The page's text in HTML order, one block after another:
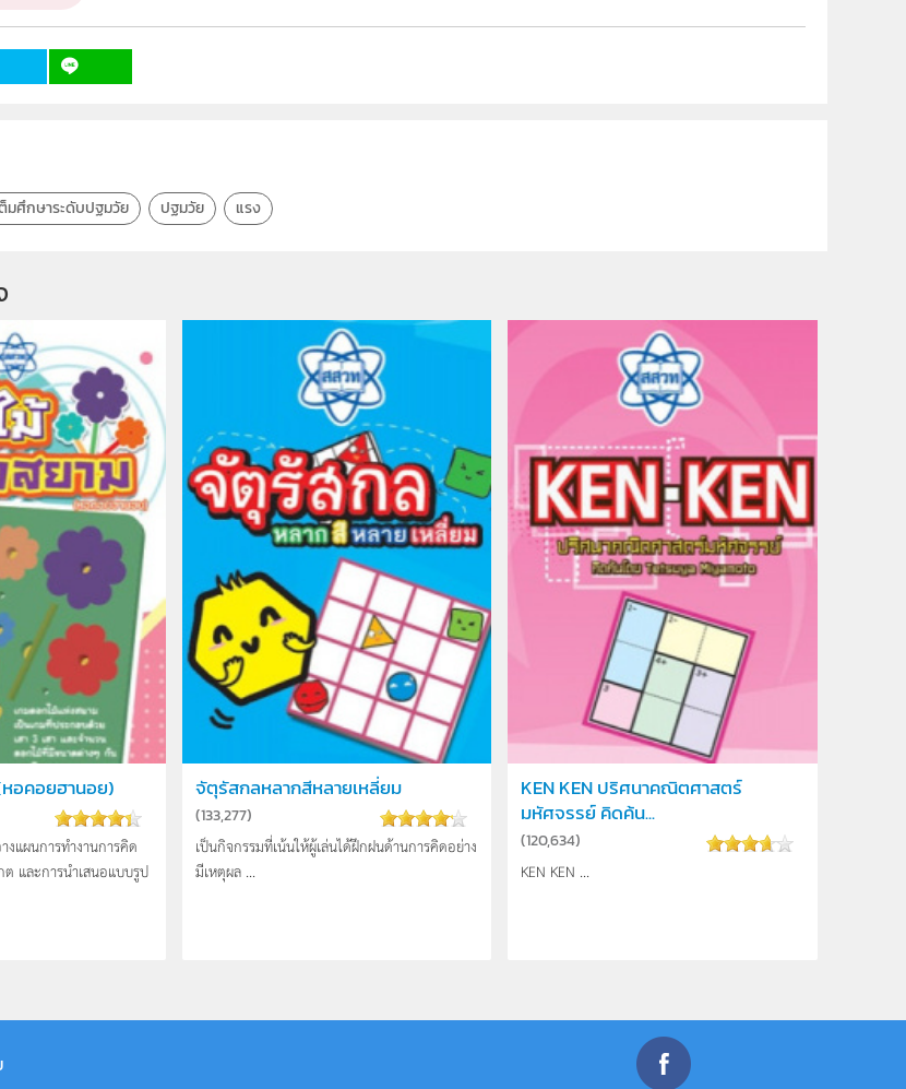
มศึกษาระดับปฐมวัย ปฐมวัย แรง
อคอยฮานอย)
งแผนการทำงานการคิด
ต และการนำเสนอแบบรูป
จัตุรัสกลหลากสีหลายเหลี่ยม
(133,277)
เป็นกิจกรรมที่เน้นให้ผู้เล่นได้ฝึกฝนด้านการคิดอย่าง
มีเหตุผล ...
KEN KEN ปริศนาคณิตศาสตร์
มหัศจรรย์ คิดค้น...
(120,634)
KEN KEN ...